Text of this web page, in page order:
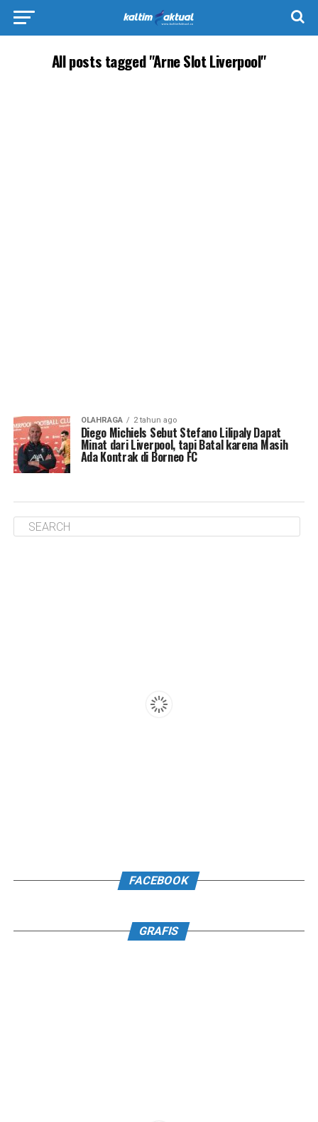
All posts tagged "Arne Slot Liverpool"
OLAHRAGA 2 tahun ago
Diego Michiels Sebut Stefano Lilipaly Dapat
Minat dari Liverpool, tapi Batal karena Masih
Ada Kontrak di Borneo FC
FACEBOOK
GRAFIS